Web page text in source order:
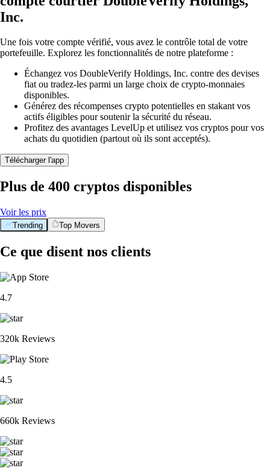
Inc.
Une fois votre compte vérifié, vous avez le contrôle total de votre
portefeuille. Explorez les fonctionnalités de notre plateforme :
Échangez vos DoubleVerify Holdings, Inc. contre des devises
fiat ou tradez-les parmi un large choix de crypto-monnaies
disponibles.
Générez des récompenses crypto potentielles en stakant vos
actifs éligibles pour soutenir la sécurité du réseau.
Profitez des avantages LevelUp et utilisez vos cryptos pour vos
achats du quotidien (partout où ils sont acceptés).
Télécharger l'app
Plus de 400 cryptos disponibles
Voir les prix
Trending Top Movers
Ce que disent nos clients
4.7
320k Reviews
4.5
660k Reviews